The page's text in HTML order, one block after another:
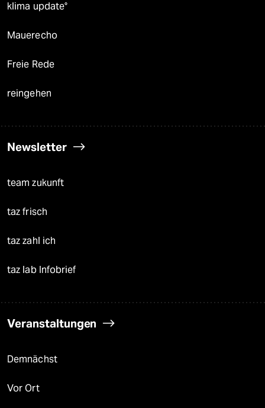
klima update°
Mauerecho
Freie Rede
reingehen
Newsletter
team zukunft
taz frisch
taz zahl ich
taz lab Infobrief
Veranstaltungen
Demnächst
Vor Ort